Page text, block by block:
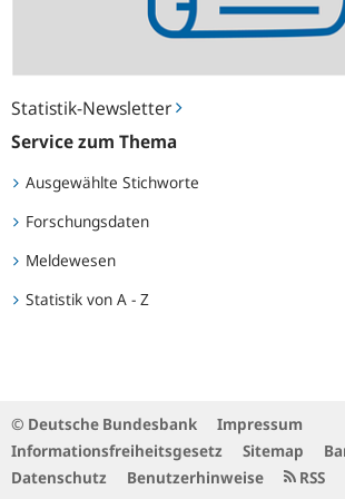
Statistik-Newsletter
Service zum Thema
Ausgewählte Stichworte
Forschungsdaten
Meldewesen
Statistik von A - Z
© Deutsche Bundesbank
Impressum
Informationsfreiheitsgesetz
Sitemap
Datenschutz
Benutzerhinweise RSS